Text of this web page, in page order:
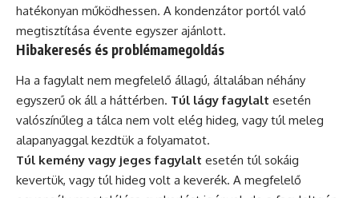
hatékonyan működhessen. A kondenzátor portól való
megtisztítása évente egyszer ajánlott.
Hibakeresés és problémamegoldás
Ha a fagylalt nem megfelelő állagú, általában néhány
egyszerű ok áll a háttérben. Túl lágy fagylalt esetén
valószínűleg a tálca nem volt elég hideg, vagy túl meleg
alapanyaggal kezdtük a folyamatot.
Túl kemény vagy jeges fagylalt esetén túl sokáig
kevertük, vagy túl hideg volt a keverék. A megfelelő